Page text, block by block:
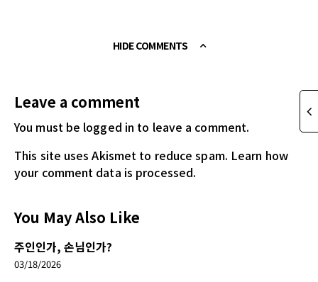
HIDE COMMENTS
Leave a comment
You must be logged in to leave a comment.
This site uses Akismet to reduce spam. Learn how
your comment data is processed.
You May Also Like
주인인가, 손님인가?
03/18/2026